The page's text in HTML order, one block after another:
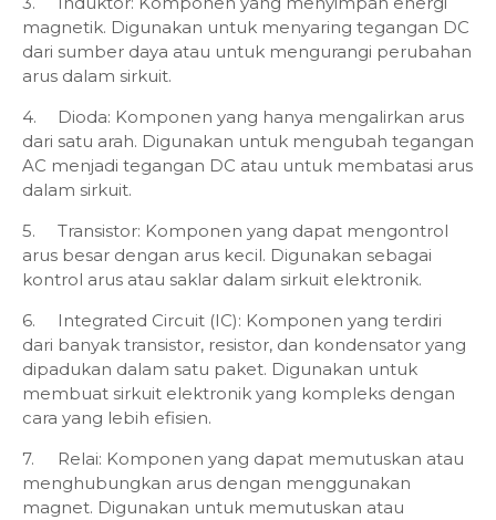
magnetik. Digunakan untuk menyaring tegangan DC
dari sumber daya atau untuk mengurangi perubahan
arus dalam sirkuit.
4.
Dioda: Komponen yang hanya mengalirkan arus
dari satu arah. Digunakan untuk mengubah tegangan
AC menjadi tegangan DC atau untuk membatasi arus
dalam sirkuit.
5.
Transistor: Komponen yang dapat mengontrol
arus besar dengan arus kecil. Digunakan sebagai
kontrol arus atau saklar dalam sirkuit elektronik.
6.
Integrated Circuit (IC): Komponen yang terdiri
dari banyak transistor, resistor, dan kondensator yang
dipadukan dalam satu paket. Digunakan untuk
membuat sirkuit elektronik yang kompleks dengan
cara yang lebih efisien.
7.
Relai: Komponen yang dapat memutuskan atau
menghubungkan arus dengan menggunakan
magnet. Digunakan untuk memutuskan atau